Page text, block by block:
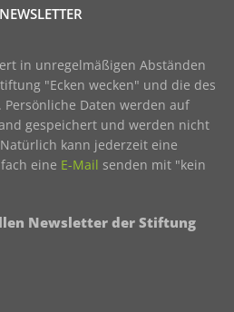
in unregelmäßigen Abständen
"Ecken wecken" und die des
Daten werden auf
gespeichert und werden nicht
kann jederzeit eine
eine E-Mail senden mit "kein
Newsletter der Stiftung